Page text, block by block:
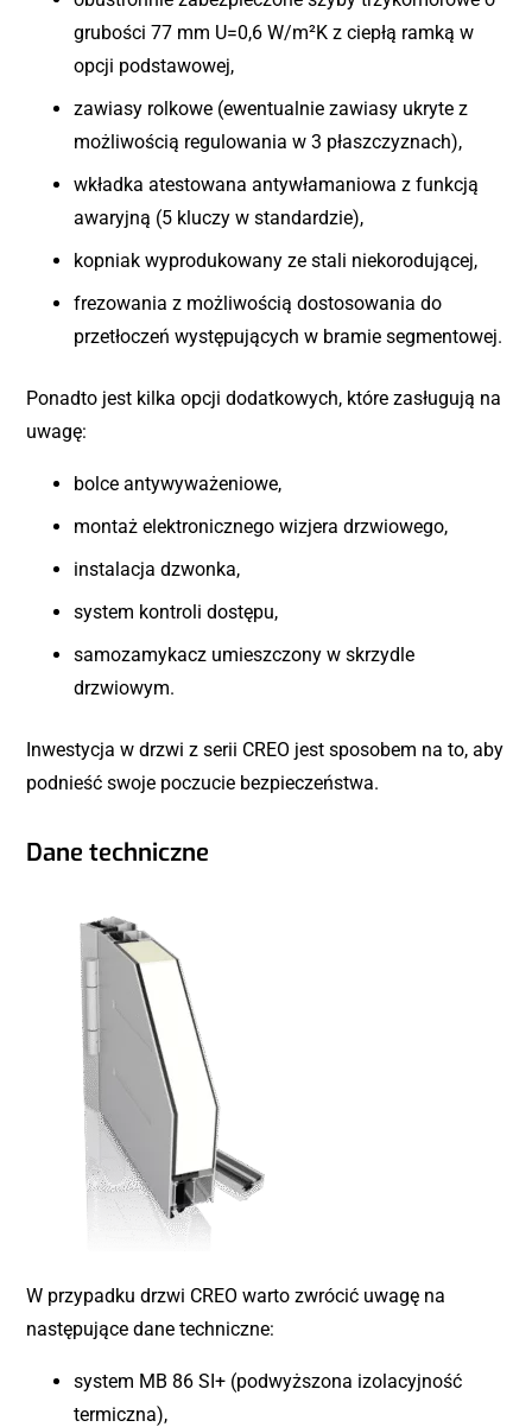
grubości 77 mm U=0,6 W/m²K z ciepłą ramką w
opcji podstawowej,
zawiasy rolkowe (ewentualnie zawiasy ukryte z
możliwością regulowania w 3 płaszczyznach),
wkładka atestowana antywłamaniowa z funkcją
awaryjną (5 kluczy w standardzie),
kopniak wyprodukowany ze stali niekorodującej,
frezowania z możliwością dostosowania do
przetłoczeń występujących w bramie segmentowej.
Ponadto jest kilka opcji dodatkowych, które zasługują na
uwagę:
bolce antywyważeniowe,
montaż elektronicznego wizjera drzwiowego,
instalacja dzwonka,
system kontroli dostępu,
samozamykacz umieszczony w skrzydle
drzwiowym.
Inwestycja w drzwi z serii CREO jest sposobem na to, aby
podnieść swoje poczucie bezpieczeństwa.
Dane techniczne
W przypadku drzwi CREO warto zwrócić uwagę na
następujące dane techniczne:
system MB 86 SI+ (podwyższona izolacyjność
termiczna),